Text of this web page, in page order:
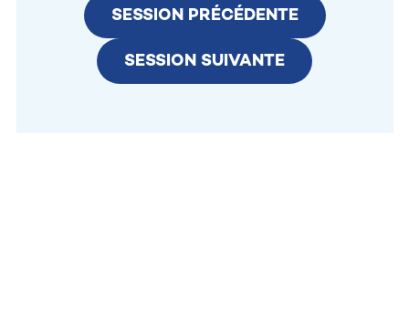
SESSION PRÉCÉDENTE
SESSION SUIVANTE